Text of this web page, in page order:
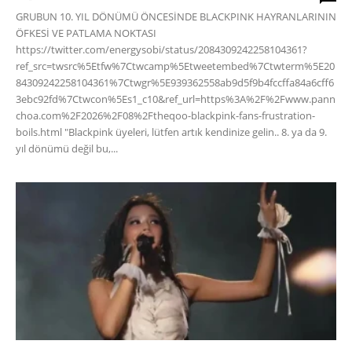
GRUBUN 10. YIL DÖNÜMÜ ÖNCESİNDE BLACKPINK HAYRANLARININ
ÖFKESİ VE PATLAMA NOKTASI
https://twitter.com/energysobi/status/2084309242258104361?
ref_src=twsrc%5Etfw%7Ctwcamp%5Etweetembed%7Ctwterm%5E20
84309242258104361%7Ctwgr%5E939362558ab9d5f9b4fccffa84a6cff6
3ebc92fd%7Ctwcon%5Es1_c10&ref_url=https%3A%2F%2Fwww.pann
choa.com%2F2026%2F08%2Ftheqoo-blackpink-fans-frustration-
boils.html "Blackpink üyeleri, lütfen artık kendinize gelin.. 8. ya da 9.
yıl dönümü değil bu,...